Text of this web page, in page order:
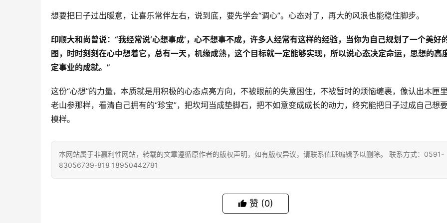
想要把日子过出暖意，让喜乐常伴左右，说到底，要先学会“调心”。心态对了，再大的风浪也能稳住脚步。
印顺大和尚曾说：“我经常说‘心想事成’，心不想事不成，许多人经常有这样的经验，当你为自己规划了一个美好
图，时时刻刻在心中想着它，总有一天，机缘成熟，这个目标就一定能够实现，所以说心态决定命运，思想的高
定事业的成就。”
这份“心想”的力量，本质就是用积极的心态点亮方向，不被眼前的失意困住，不被暂时的烦恼缠裹，像认出木匣
老山参那样，看清自己拥有的“珍宝”，把坎坷当成垫脚石，把不如意变成成长的动力，终究能把日子过成自己想
模样。
本网站属于非赢利性网站，转载的文章遵循原作者的版权声明，如有版权异议，请联系值班编辑予以删除。 联系方式：0591-
83056739-818 18950442781
赞 (0)